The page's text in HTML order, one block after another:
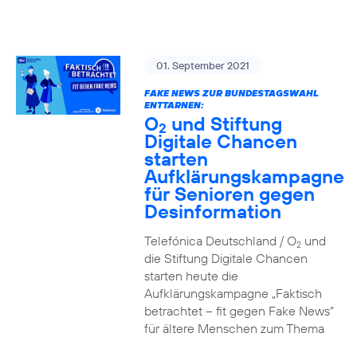
01. September 2021
FAKE NEWS ZUR BUNDESTAGSWAHL
ENTTARNEN:
O2 und Stiftung
Digitale Chancen
starten
Aufklärungskampagne
für Senioren gegen
Desinformation
Telefónica Deutschland / O2und
die Stiftung Digitale Chancen
starten heute die
Aufklärungskampagne „Faktisch
betrachtet – fit gegen Fake News“
für ältere Menschen zum Thema